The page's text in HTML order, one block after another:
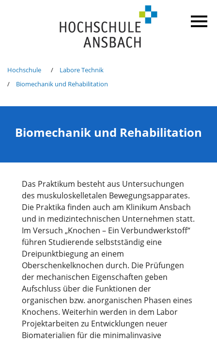
Hochschule
Labore Technik
Biomechanik und Rehabilitation
Biomechanik und Rehabilitation
Das Praktikum besteht aus Untersuchungen
des muskuloskelletalen Bewegungsapparates.
Die Praktika finden auch am Klinikum Ansbach
und in medizintechnischen Unternehmen statt.
Im Versuch „Knochen – Ein Verbundwerkstoff“
führen Studierende selbstständig eine
Dreipunktbiegung an einem
Oberschenkelknochen durch. Die Prüfungen
der mechanischen Eigenschaften geben
Aufschluss über die Funktionen der
organischen bzw. anorganischen Phasen eines
Knochens. Weiterhin werden in dem Labor
Projektarbeiten zu Entwicklungen neuer
Biomaterialien für die minimalinvasive